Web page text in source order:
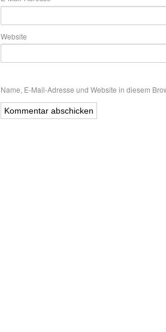
Website
Name, E-Mail-Adresse und Website in diesem